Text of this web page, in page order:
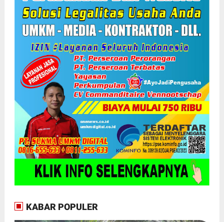
KABAR POPULER